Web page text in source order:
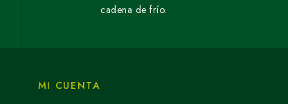
cadena de frío.
MI CUENTA